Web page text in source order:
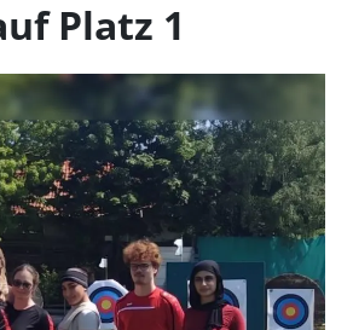
Platz 1